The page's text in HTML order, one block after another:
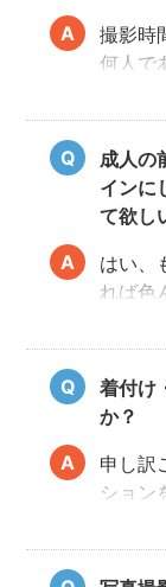
撮影時
何人で
ぜひ
ださい
成人の
インに
て欲し
はい、
れば色
ので
みてく
着付け
か？
申し訳
ション